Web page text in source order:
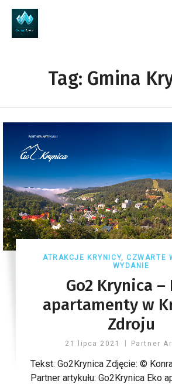
Tag: Gmina
ATRAKCJE KRYNICY, CZWARTE
WYDANIE
Go2 Krynica –
apartamenty w
Zdroju
21 lipca 2021 Partner
Tekst: Go2Krynica Zdjęcie: ©
Partner artykułu: Go2Krynica Eko